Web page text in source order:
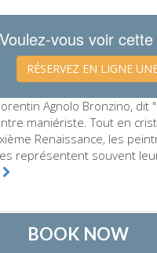
Les autres Musées
Le Musée national du
Galerie de l'Académie
La Galerie Palatine
Voulez-vous voir
RÉSERVEZ EN LIGNE
Agnolo Bronzino, dit
maniériste. Tout en
Renaissance, les
représentent souvent